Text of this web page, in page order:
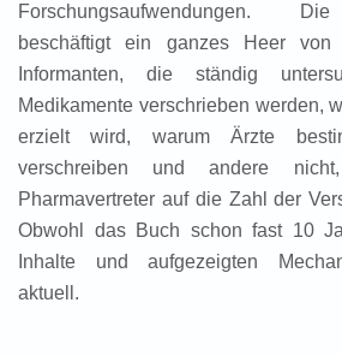
Forschungsaufwendungen.
beschäftigt ein ganzes Heer von
Informanten, die ständig
Medikamente verschrieben werden,
erzielt wird, warum Ärzte
verschreiben und andere
Pharmavertreter auf die Zahl der
Obwohl das Buch schon fast 10
Inhalte und aufgezeigten
aktuell.